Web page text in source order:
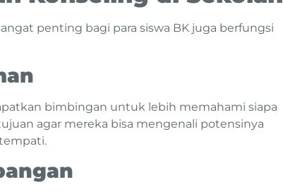
penting bagi para siswa BK juga berfungsi
bimbingan untuk lebih memahami siapa
agar mereka bisa mengenali potensinya